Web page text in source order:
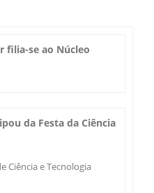
GIS
filia-se ao Núcleo
da Festa da Ciência
Ciência e Tecnologia